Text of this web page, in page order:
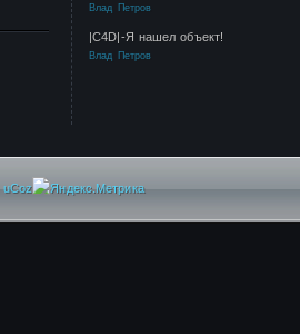
Влад Петров
|C4D|-Я нашел объект!
Влад Петров
uCoz